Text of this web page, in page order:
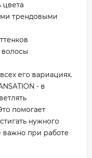
цвета
трендовыми
его вариациях.
- в
помогает
нужного
важно при работе